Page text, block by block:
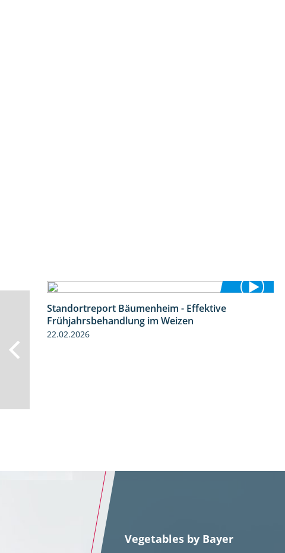
Standortreport Bäumenheim - Effektive
Frühjahrsbehandlung im Weizen
22.02.2026
Vegetables by Bayer